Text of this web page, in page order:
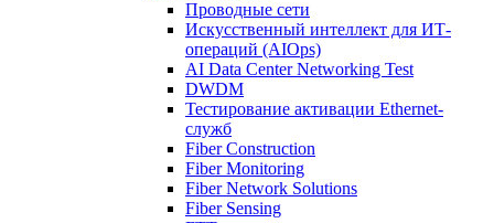
Проводные сети
Искусственный интеллект для ИТ-
операций (AIOps)
AI Data Center Networking Test
DWDM
Тестирование активации Ethernet-
служб
Fiber Construction
Fiber Monitoring
Fiber Network Solutions
Fiber Sensing